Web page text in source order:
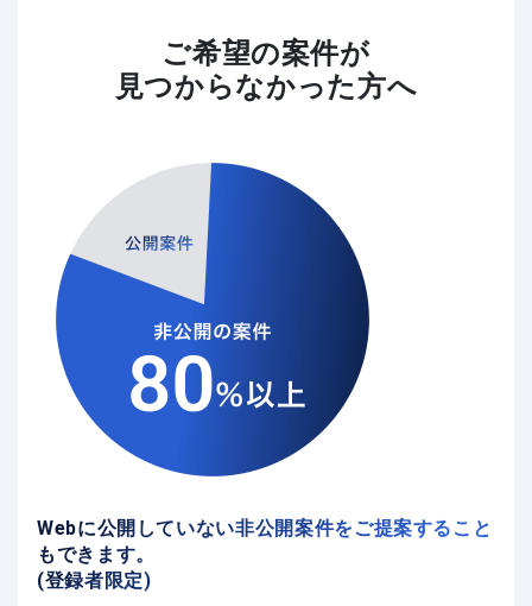
ご希望の案件が
見つからなかった方へ
Webに公開していない非公開案件をご提案すること
もできます。
(登録者限定)